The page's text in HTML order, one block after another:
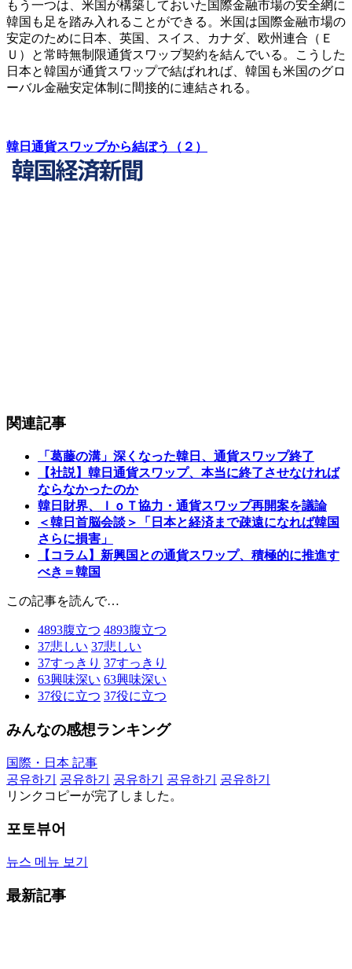
もう一つは、米国が構築しておいた国際金融市場の安全網に
韓国も足を踏み入れることができる。米国は国際金融市場の
安定のために日本、英国、スイス、カナダ、欧州連合（Ｅ
Ｕ）と常時無制限通貨スワップ契約を結んでいる。こうした
日本と韓国が通貨スワップで結ばれれば、韓国も米国のグロ
ーバル金融安定体制に間接的に連結される。
韓日通貨スワップから結ぼう（２）
関連記事
「葛藤の溝」深くなった韓日、通貨スワップ終了
【社説】韓日通貨スワップ、本当に終了させなければ
ならなかったのか
韓日財界、ＩｏＴ協力・通貨スワップ再開案を議論
＜韓日首脳会談＞「日本と経済まで疎遠になれば韓国
さらに損害」
【コラム】新興国との通貨スワップ、積極的に推進す
べき＝韓国
この記事を読んで…
4893腹立つ 4893腹立つ
37悲しい 37悲しい
37すっきり 37すっきり
63興味深い 63興味深い
37役に立つ 37役に立つ
みんなの感想ランキング
国際・日本 記事
공유하기
공유하기 공유하기 공유하기
공유하기
リンクコピーが完了しました。
포토뷰어
뉴스 메뉴 보기
最新記事